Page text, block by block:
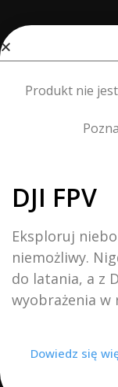
Tryby
1080p30,
110 ms (Mavic
150 ms
format obrazu:
167 ms
140 ms (Inspire
1080p60)
Produkt nie
DJI FPV
Eksploruj
niemożliwy.
do latania, a z
wyobrażenia w
Dowiedz się